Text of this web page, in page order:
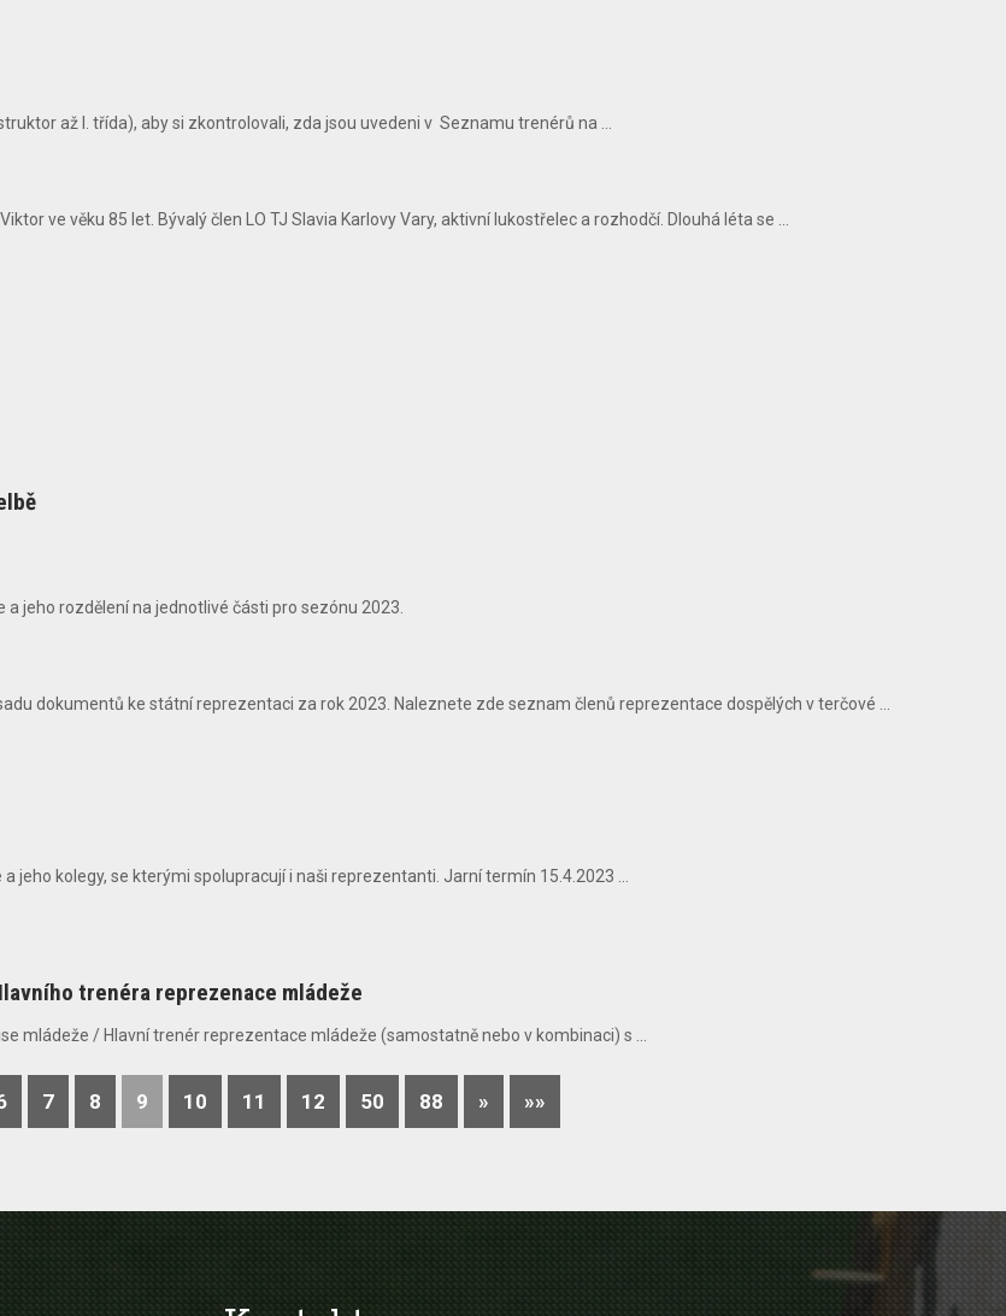
až I. třída), aby si zkontrolovali, zda jsou uvedeni v Seznamu trenérů na ...
ve věku 85 let. Bývalý člen LO TJ Slavia Karlovy Vary, aktivní lukostřelec a rozhodčí. Dlouhá léta se ...
jeho rozdělení na jednotlivé části pro sezónu 2023.
dokumentů ke státní reprezentaci za rok 2023. Naleznete zde seznam členů reprezentace dospělých v terčové ...
kolegy, se kterými spolupracují i naši reprezentanti. Jarní termín 15.4.2023 ...
trenéra reprezenace mládeže
mládeže / Hlavní trenér reprezentace mládeže (samostatně nebo v kombinaci) s ...
7 8 9 10 11 12 50 88 » »»